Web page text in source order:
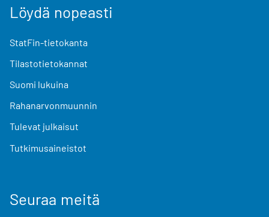
Löydä nopeasti
StatFin-tietokanta
Tilastotietokannat
Suomi lukuina
Rahanarvonmuunnin
Tulevat julkaisut
Tutkimusaineistot
Seuraa meitä